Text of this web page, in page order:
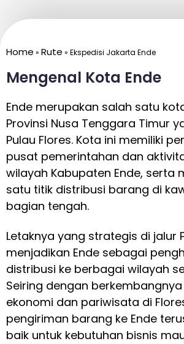
Home » Rute » Ekspedisi Jakarta Ende
Mengenal Kota Ende
Ende merupakan salah satu
Provinsi Nusa Tenggara Timur
Pulau Flores. Kota ini memiliki
pusat pemerintahan dan
wilayah Kabupaten Ende, serta
satu titik distribusi barang di
bagian tengah.
Letaknya yang strategis di jalur
menjadikan Ende sebagai
distribusi ke berbagai wilayah
Seiring dengan
ekonomi dan pariwisata di
pengiriman barang ke Ende
baik untuk kebutuhan bisnis